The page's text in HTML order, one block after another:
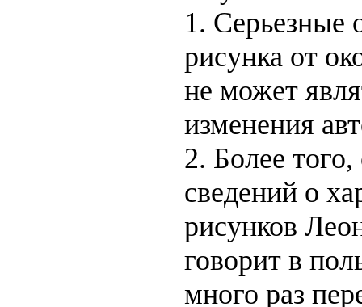
1. Серьезные
рисунка от
не может
изменения
2. Более
сведений о
рисунков
говорит в
много раз